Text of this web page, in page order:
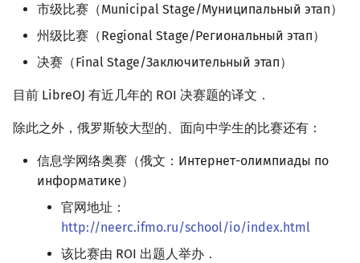
市级比赛（Municipal Stage/Муниципальный этап）
州级比赛（Regional Stage/Региональный этап）
决赛（Final Stage/Заключительный этап）
目前 LibreOJ 有近几年的 ROI 决赛题的译文．
除此之外，俄罗斯较大型的、面向中学生的比赛还有：
信息学网络奥赛（俄文：Интернет-олимпиады по
информатике）
官网地址：
http://neerc.ifmo.ru/school/io/index.html
该比赛由 ROI 出题人举办．